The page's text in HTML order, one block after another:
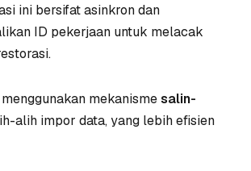
ini bersifat asinkron dan
ID pekerjaan untuk melacak
mekanismesalin-
alih impor data, yang lebih efisien